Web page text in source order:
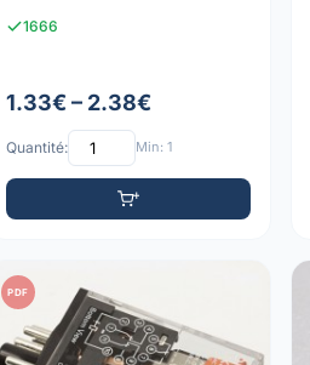
1666
1.33€ – 2.38€
Quantité: Min: 1
PDF